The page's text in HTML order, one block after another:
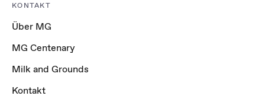
KONTAKT
Über MG
MG Centenary
Milk and Grounds
Kontakt